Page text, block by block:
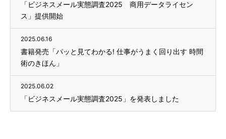
「ビジネスメール実態調査2025 商用データライセン
ス」提供開始
2025.06.16
書籍発売「パッと見てわかる! 仕事がうまく回り出す 時間
術のきほん」
2025.06.02
「ビジネスメール実態調査2025」を発表しました